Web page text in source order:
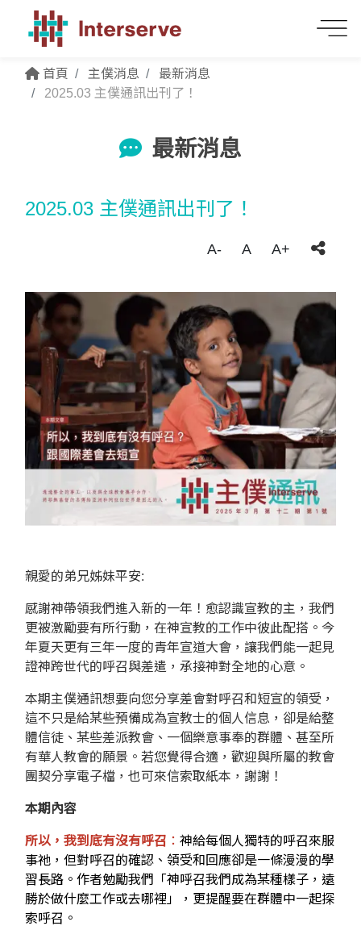
首頁 主僕消息
最新消息
2025.03 主僕通訊出刊了！
最新消息
2025.03 主僕通訊出刊了！
A- A A+
親愛的弟兄姊妹平安:
感謝神帶領我們進入新的一年！愈認識宣教的主，我們
更被激勵要有所行動，在神宣教的工作中彼此配搭。今
年夏天更有三年一度的青年宣道大會，讓我們能一起見
證神跨世代的呼召與差遣，承接神對全地的心意。
本期主僕通訊想要向您分享差會對呼召和短宣的領受，
這不只是給某些預備成為宣教士的個人信息，卻是給整
體信徒、某些差派教會、一個樂意事奉的群體、甚至所
有華人教會的願景。若您覺得合適，歡迎與所屬的教會
團契分享電子檔，也可來信索取紙本，謝謝！
本期內容
所以，我到底有沒有呼召 ： 神給每個人獨特的呼召來服
事祂，但對呼召的確認、領受和回應卻是一條漫漫的學
習長路。作者勉勵我們「神呼召我們成為某種樣子，遠
勝於做什麼工作或去哪裡」，更提醒要在群體中一起探
索呼召。